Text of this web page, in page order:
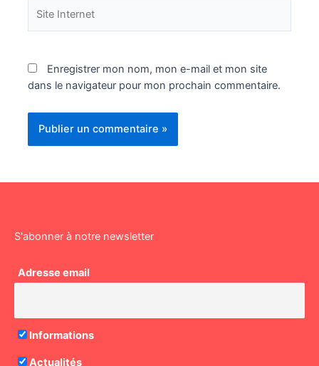
Internet
Enregistrer mon nom, mon e-mail et mon site
dans le navigateur pour mon prochain commentaire.
S'abonner à notre newsletter
Adresse email
Informations
Actualités